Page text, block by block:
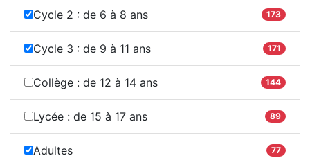
Cycle 2 : de 6 à 8 ans 173
Cycle 3 : de 9 à 11 ans 171
Collège : de 12 à 14 ans 144
Lycée : de 15 à 17 ans 89
Adultes 77